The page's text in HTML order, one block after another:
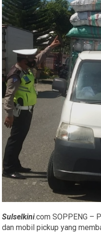
Sulselkini.com SOPPENG –
dan mobil pickup yang